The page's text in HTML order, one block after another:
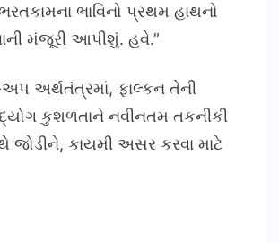
ભાવિનો પ્રથમ હાથનો
મંજૂરી આપીશું. હવે.”
અપ અર્થતંત્રમાં, ફાલ્કન તેની
કુશળતાને નવીનતમ તકનીકી
જોડીને, કાયમી અસર કરવા માટે